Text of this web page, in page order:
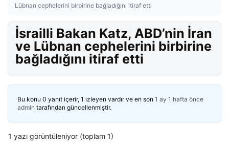
Lübnan cephelerini birbirine bağladığını itiraf etti
İsrailli Bakan Katz, ABD’nin İran
ve Lübnan cephelerini birbirine
bağladığını itiraf etti
Bu konu 0 yanıt içerir, 1 izleyen vardır ve en son 1 ay 1 hafta önce
admin tarafından güncellenmiştir.
1 yazı görüntüleniyor (toplam 1)